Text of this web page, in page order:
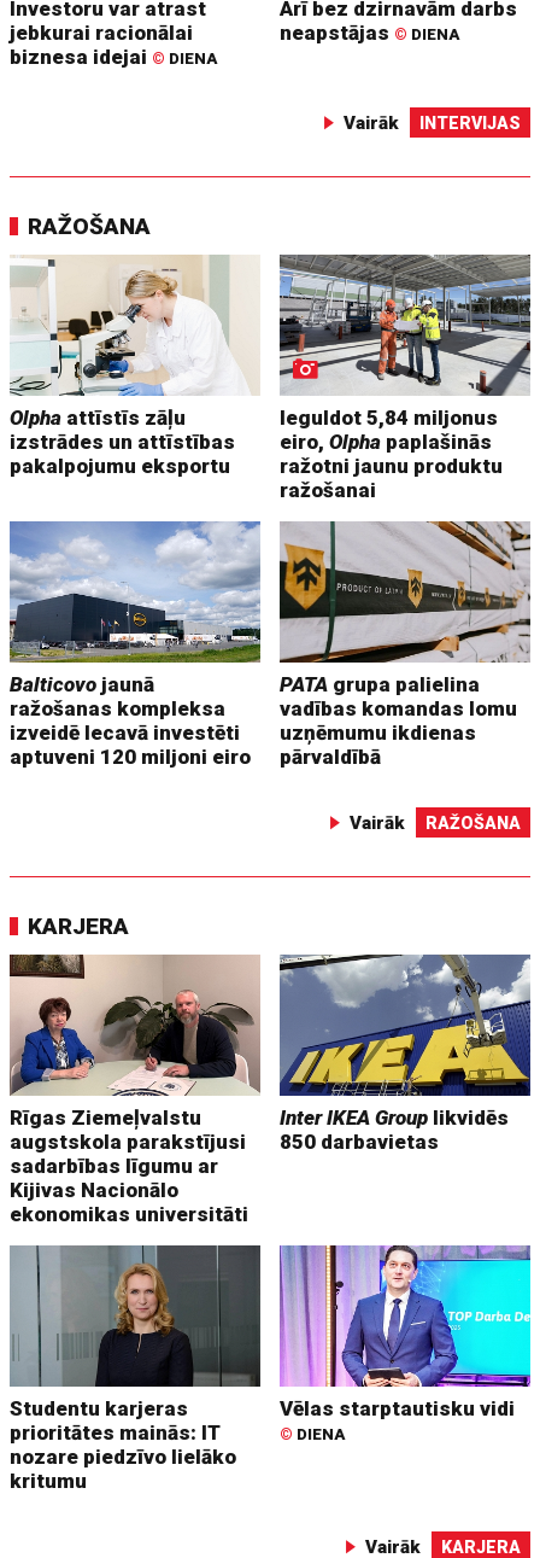
Investoru var atrast
jebkurai racionālai
biznesa idejai © DIENA
Arī bez dzirnavām darbs
neapstājas © DIENA
Vairāk INTERVIJAS
RAŽOŠANA
Olpha attīstīs zāļu
izstrādes un attīstības
pakalpojumu eksportu
Ieguldot 5,84 miljonus
eiro,Olpha paplašinās
ražotni jaunu produktu
ražošanai
Balticovo jaunā
ražošanas kompleksa
izveidē Iecavā investēti
aptuveni 120 miljoni eiro
PATA grupa palielina
vadības komandas lomu
uzņēmumu ikdienas
pārvaldībā
Vairāk RAŽOŠANA
KARJERA
Rīgas Ziemeļvalstu
augstskola parakstījusi
sadarbības līgumu ar
Kijivas Nacionālo
ekonomikas universitāti
Inter IKEA Group likvidēs
850 darbavietas
Studentu karjeras
prioritātes mainās: IT
nozare piedzīvo lielāko
kritumu
Vēlas starptautisku vidi
© DIENA
Vairāk KARJERA